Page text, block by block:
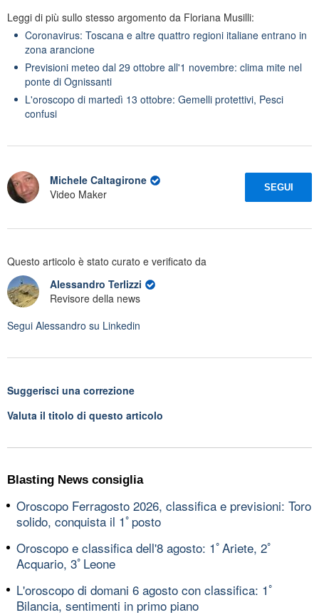
Leggi di più sullo stesso argomento da Floriana Musilli:
Coronavirus: Toscana e altre quattro regioni italiane entrano in
zona arancione
Previsioni meteo dal 29 ottobre all'1 novembre: clima mite nel
ponte di Ognissanti
L'oroscopo di martedì 13 ottobre: Gemelli protettivi, Pesci
confusi
Michele Caltagirone
Video Maker
SEGUI
Questo articolo è stato curato e verificato da
Alessandro Terlizzi
Revisore della news
Segui Alessandro su Linkedin
Suggerisci una correzione
Valuta il titolo di questo articolo
Blasting News consiglia
Oroscopo Ferragosto 2026, classifica e previsioni: Toro
solido, conquista il 1ﾟposto
Oroscopo e classifica dell'8 agosto: 1ﾟAriete, 2ﾟ
Acquario, 3ﾟLeone
L'oroscopo di domani 6 agosto con classifica: 1ﾟ
Bilancia, sentimenti in primo piano